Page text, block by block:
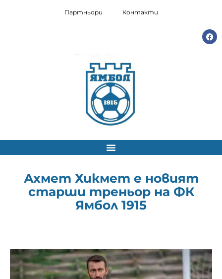
Партньори Контакти
Ахмет Хикмет е новият
старши треньор на ФК
Ямбол 1915